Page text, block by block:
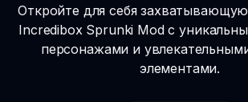
Откройте для себя
Incredibox Sprunki Mod с
персонажами и
элементами.